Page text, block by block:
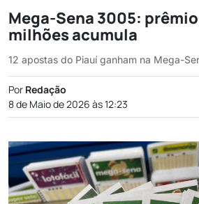
Mega-Sena 3005: prêmio
milhões acumula
12 apostas do Piauí ganham na Mega-
Por Redação
8 de Maio de 2026 às 12:23